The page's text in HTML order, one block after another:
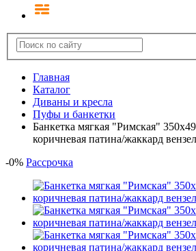
Главная
Каталог
Диваны и кресла
Пуфы и банкетки
Банкетка мягкая "Римская"
коричневая патина/жаккард
-0% Рассрочка